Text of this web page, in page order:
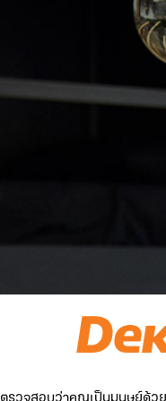
ตรวจสอบว่าคุณเป็นมนุษย์ด้วย